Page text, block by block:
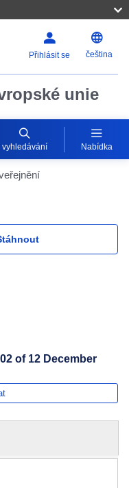
Přihlásit se čeština
unie
vyhledávání Nabídka
Portlet
of 12 December